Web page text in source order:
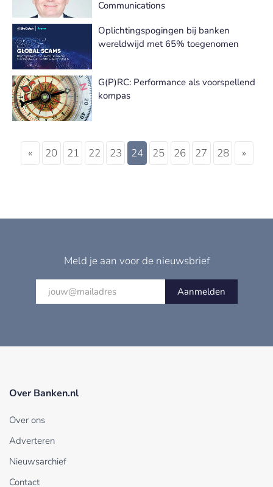
Communications
Oplichtingspogingen bij banken
wereldwijd met 65% toegenomen
G(P)RC: Performance als voorspellend
kompas
« 20 21 22 23 24 25 26 27 28 »
Meld je aan voor de nieuwsbrief
Aanmelden
Over Banken.nl
Over ons
Adverteren
Nieuwsarchief
Contact